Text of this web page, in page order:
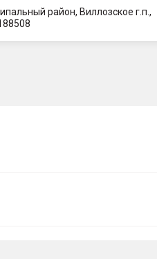
район, Виллозское г.п.,